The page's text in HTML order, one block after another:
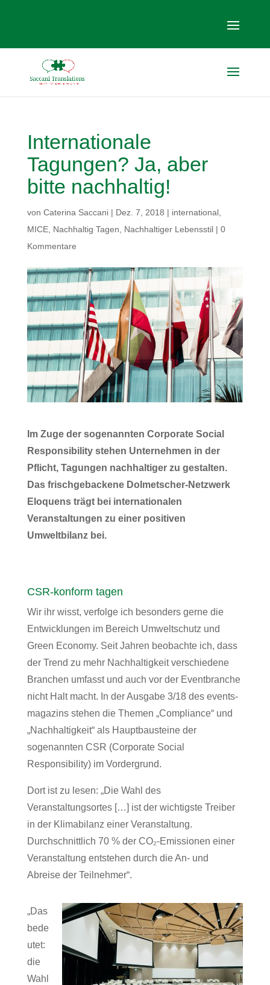
Internationale
Tagungen? Ja, aber
bitte nachhaltig!
von Caterina Saccani| Dez. 7, 2018 | international,
MICE, Nachhaltig Tagen Nachhaltiger Lebensstil| 0
Kommentare
Im Zuge der sogenannten Corporate Social
Responsibility stehen Unternehmen in der
Pflicht, Tagungen nachhaltiger zu gestalten.
Das frischgebackene Dolmetscher-Netzwerk
Eloquens trägt bei internationalen
Veranstaltungen zu einer positiven
Umweltbilanz bei.
CSR-konform tagen
Wir ihr wisst, verfolge ich besonders gerne die
Entwicklungen im Bereich Umweltschutz und
Green Economy. Seit Jahren beobachte ich, dass
der Trend zu mehr Nachhaltigkeit verschiedene
Branchen umfasst und auch vor der Eventbranche
nicht Halt macht. In der Ausgabe 3/18 des events-
magazins stehen die Themen „Compliance“ und
„Nachhaltigkeit“ als Hauptbausteine der
sogenannten CSR (Corporate Social
Responsibility) im Vordergrund.
Dort ist zu lesen: „Die Wahl des
Veranstaltungsortes […] ist der wichtigste Treiber
in der Klimabilanz einer Veranstaltung.
Durchschnittlich 70 % der CO₂-Emissionen einer
Veranstaltung entstehen durch die An- und
Abreise der Teilnehmer“.
„Das
bede
utet:
die
Wahl